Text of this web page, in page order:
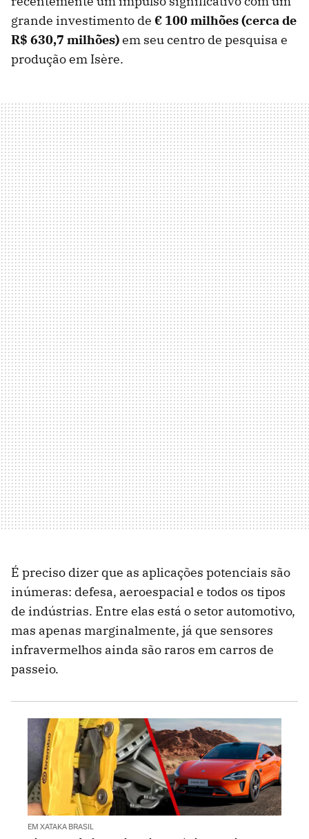
grande investimento de € 100 milhões (cerca de
R$ 630,7 milhões)em seu centro de pesquisa e
produção em Isère.
É preciso dizer que as aplicações potenciais são
inúmeras: defesa, aeroespacial e todos os tipos
de indústrias. Entre elas está o setor automotivo,
mas apenas marginalmente, já que sensores
infravermelhos ainda são raros em carros de
passeio.
EM XATAKA BRASIL